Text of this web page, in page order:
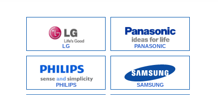
LG PANASONIC
PHILIPS SAMSUNG